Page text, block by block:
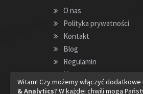
O nas
Polityka prywatności
Kontakt
Blog
Regulamin
Mapa strony
Witam! Czy możemy włączyć dodatkowe
& Analytics? W każdej chwili mogą